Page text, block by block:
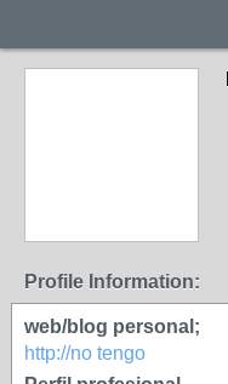
Profile Information:
web/blog personal;
http://no tengo